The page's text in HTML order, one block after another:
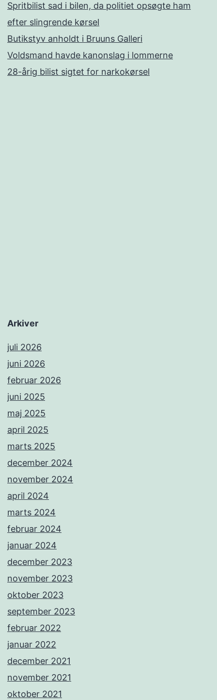
Spritbilist sad i bilen, da politiet opsøgte ham
efter slingrende kørsel
Butikstyv anholdt i Bruuns Galleri
Voldsmand havde kanonslag i lommerne
28-årig bilist sigtet for narkokørsel
Arkiver
juli 2026
juni 2026
februar 2026
juni 2025
maj 2025
april 2025
marts 2025
december 2024
november 2024
april 2024
marts 2024
februar 2024
januar 2024
december 2023
november 2023
oktober 2023
september 2023
februar 2022
januar 2022
december 2021
november 2021
oktober 2021